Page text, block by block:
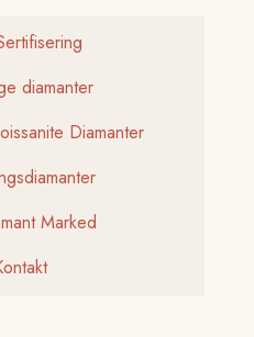
diamanter
Diamanter
Marked